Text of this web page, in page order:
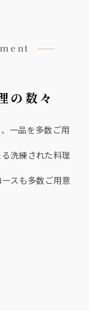
の数々
一品を多数ご用
洗練された料理
スも多数ご用意